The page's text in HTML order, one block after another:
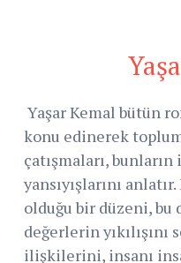
Yaşar Kemal bütün
konu edinerek
çatışmaları, bunların
yansıyışlarını
olduğu bir düzeni,
değerlerin yıkılışını
ilişkilerini, insanı